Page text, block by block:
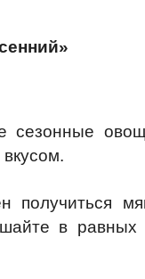
сезонные
получиться
в равных